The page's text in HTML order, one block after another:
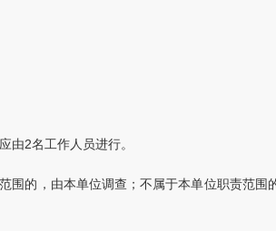
由2名工作人员进行。
围的，由本单位调查；不属于本单位职责范围